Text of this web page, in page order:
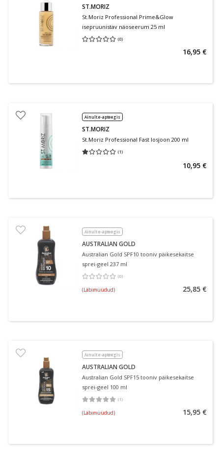
ST.MORIZ
St.Moriz Professional Prime&Glow
isepruunistav näoseerum 25 ml
(0)
Keskmine hinnang 0.00
16,95 €
Ainult e-apteegis
ST.MORIZ
St.Moriz Professional Fast losjoon 200 ml
(1)
Keskmine hinnang 1.00
10,95 €
Ainult e-apteegis
AUSTRALIAN GOLD
Australian Gold SPF10 tooniv päikesekaitse
sprei-geel 237 ml
(0)
Keskmine hinnang 0.00
(Läbimüüdud) 25,85 €
Ainult e-apteegis
AUSTRALIAN GOLD
Australian Gold SPF15 tooniv päikesekaitse
sprei-geel 100 ml
(1)
Keskmine hinnang 5.00
(Läbimüüdud) 15,95 €